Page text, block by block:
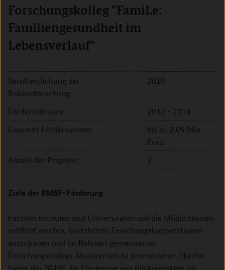
Forschungskolleg "FamiLe:
Familiengesundheit im
Lebensverlauf"
Veröffentlichung der
Bekanntmachung:
2010
Förderzeitraum:
2012 - 2018
Gesamte Fördersumme:
bis zu 2,05 Mio.
Euro
Anzahl der Projekte:
2
Ziele der BMBF-Förderung
Fachhochschulen und Universitäten soll die Möglichkeiten
eröffnet werden, bestehende Forschungskooperationen
auszubauen und im Rahmen gemeinsamer
Forschungskollegs Absolventen zu promovieren. Hierfür
bietet das BMBF die Förderung von Pilotprojekten im